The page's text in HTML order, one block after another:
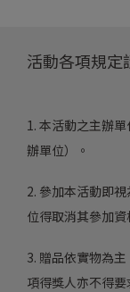
活動各項規定
1. 本活動之主辦
辦單位）。
2. 參加本活動即
位得取消其參加資
3. 贈品依實物為
項得獎人亦不得要